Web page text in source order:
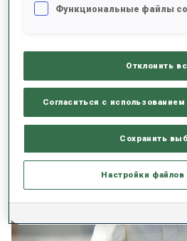
Julia Simon, with a win in the
Olympic Winter Games and IBU World
also claimed victory in the IBU World
Функциональные файлы
Отклонить
Согласиться с
Сохранить
Настройки